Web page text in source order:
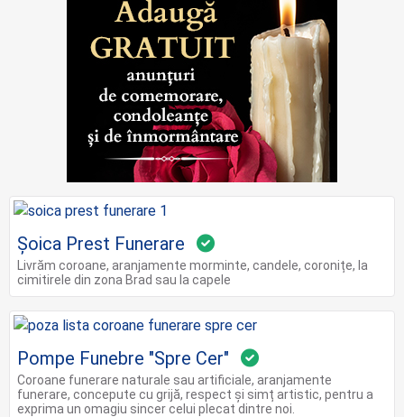
Șoica Prest Funerare
Livrăm coroane, aranjamente morminte, candele, coronițe, la
cimitirele din zona Brad sau la capele
Pompe Funebre "Spre Cer"
Coroane funerare naturale sau artificiale, aranjamente
funerare, concepute cu grijă, respect și simț artistic, pentru a
exprima un omagiu sincer celui plecat dintre noi.